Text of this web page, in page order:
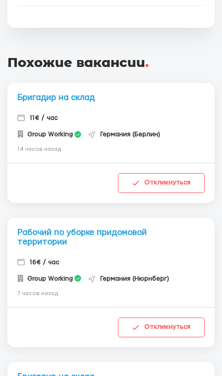
Похожие вакансии.
Бригадир на склад
11€ / час
Group Working Германия (Берлин)
14 часов назад
Откликнуться
Рабочий по уборке придомовой
территории
16€ / час
Group Working Германия (Нюрнберг)
7 часов назад
Откликнуться